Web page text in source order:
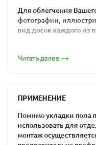
Доска состоит
древесины.
Простота ремонта
новые.
дорогим, чем
нами пород
уникальные по
паркетная досказа
Для облегчения
фотографии,
вид досок каждого из
Читать далее
ПРИМЕНЕНИЕ
Помимо укладки пола
использовать для
монтаж